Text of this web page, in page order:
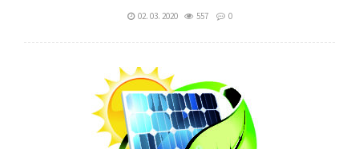
02. 03. 2020 557 0